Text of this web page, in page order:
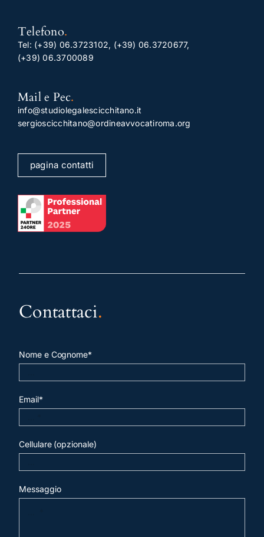
Telefono.
Tel: (+39) 06.3723102, (+39) 06.3720677,
(+39) 06.3700089
Mail e Pec.
info@studiolegalescicchitano.it
sergioscicchitano@ordineavvocatiroma.org
pagina contatti
Contattaci.
Nome e Cognome*
Email*
Cellulare (opzionale)
Messaggio